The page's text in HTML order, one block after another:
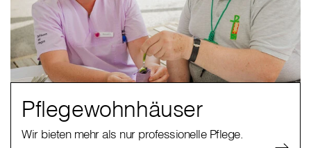
Pflegewohnhäuser
Wir bieten mehr als nur professionelle Pflege.